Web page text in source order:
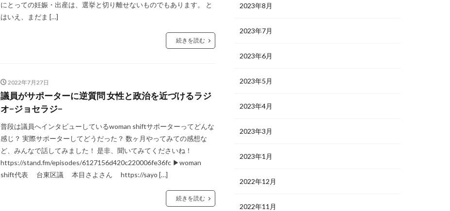
にとっての妊娠・出産は、選挙と切り離せないものでもあります。 と
はいえ、まだま […]
続きを読む
2022年7月27日
議員がサポーターに逆質問 女性と政治を近づけるラジ
オ−ジョセラジ−
普段は議員へインタビューしているwoman shiftサポーターってどんな
感じ？ 実際サポーターしてどうだった？ 数ヶ月やってみての感想な
ど、みんなで話してみました！ 是非、聞いてみてくださいね！
https://stand.fm/episodes/6127156d420c220006fe36fc ▶︎woman
shift代表 台東区議 本目さよさん https://sayo […]
続きを読む
2023年8月
2023年7月
2023年6月
2023年5月
2023年4月
2023年3月
2023年1月
2022年12月
2022年11月